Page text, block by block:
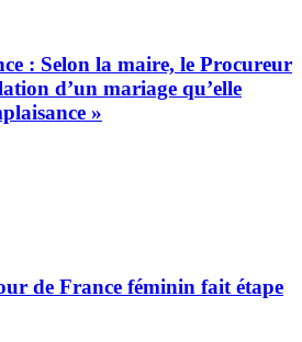
: Selon la maire, le Procureur
d’un mariage qu’elle
»
de France féminin fait étape